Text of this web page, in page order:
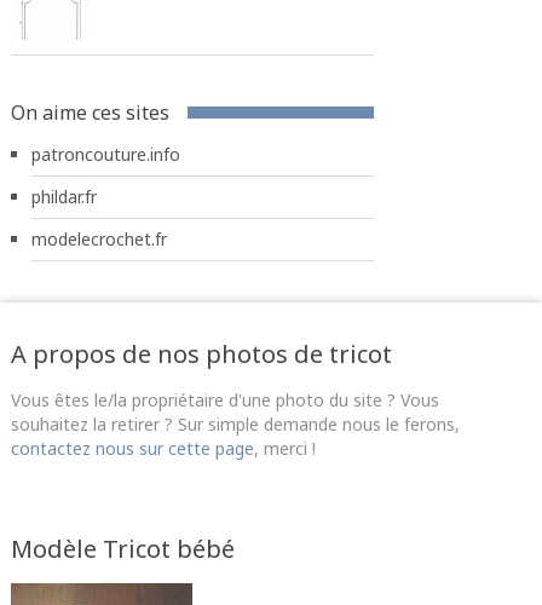
On aime ces sites
patroncouture.info
phildar.fr
modelecrochet.fr
A propos de nos photos de tricot
Vous êtes le/la propriétaire d'une photo du site ? Vous
souhaitez la retirer ? Sur simple demande nous le ferons,
contactez nous sur cette page, merci !
Modèle Tricot bébé